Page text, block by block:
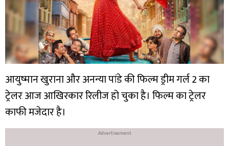
आयुष्मान खुराना और अनन्या पांडे की फिल्म ड्रीम गर्ल 2 का
ट्रेलर आज आखिरकार रिलीज हो चुका है। फिल्म का ट्रेलर
काफी मजेदार है।